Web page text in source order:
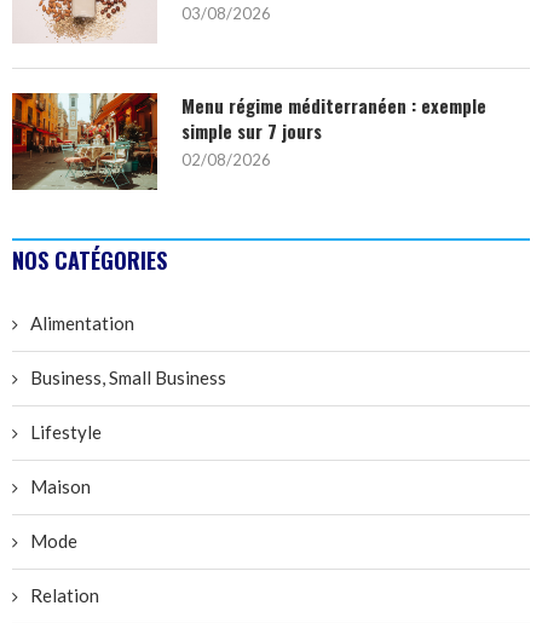
03/08/2026
Menu régime méditerranéen : exemple
simple sur 7 jours
02/08/2026
NOS CATÉGORIES
Alimentation
Business, Small Business
Lifestyle
Maison
Mode
Relation